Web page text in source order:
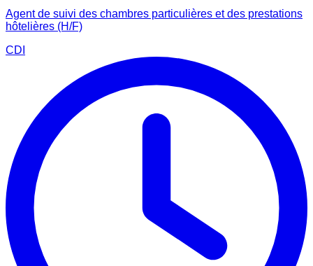
Agent de suivi des chambres particulières et des prestations
hôtelières (H/F)
CDI